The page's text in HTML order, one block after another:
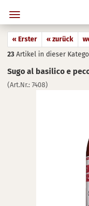
« Erster « zurück
23 Artikel in dieser
Sugo al ba­si­li­co e
(Art.Nr.: 7408)